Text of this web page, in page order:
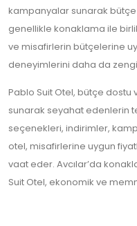
kampanyalar sunarak
genellikle konaklama ile
ve misafirlerin bütçelerine
deneyimlerini daha da
Pablo Suit Otel, bütçe
sunarak seyahat edenlerin
seçenekleri, indirimler,
otel, misafirlerine uygun
vaat eder. Avcılar’da
Suit Otel, ekonomik ve